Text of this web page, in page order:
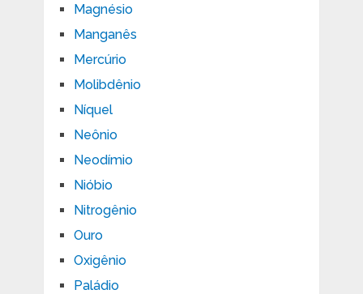
Magnésio
Manganês
Mercúrio
Molibdênio
Níquel
Neônio
Neodímio
Nióbio
Nitrogênio
Ouro
Oxigênio
Paládio